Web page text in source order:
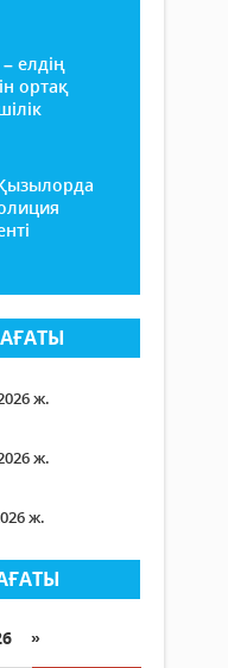
елдің
ортақ
ж.
ж.
ж.
»